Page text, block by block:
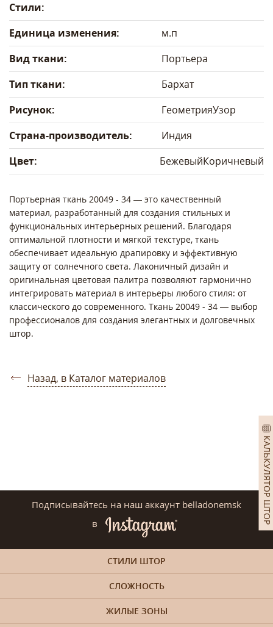
КАЛЬКУЛЯТОР ШТОР
Стили:
Единица изменения:
м.п
Вид ткани:
Портьера
Тип ткани:
Бархат
Рисунок:
ГеометрияУзор
Страна-производитель:
Индия
Цвет:
БежевыйКоричневый
Портьерная ткань 20049 - 34 — это качественный
материал, разработанный для создания стильных и
функциональных интерьерных решений. Благодаря
оптимальной плотности и мягкой текстуре, ткань
обеспечивает идеальную драпировку и эффективную
защиту от солнечного света. Лаконичный дизайн и
оригинальная цветовая палитра позволяют гармонично
интегрировать материал в интерьеры любого стиля: от
классического до современного. Ткань 20049 - 34 — выбор
профессионалов для создания элегантных и долговечных
штор.
Назад, в Каталог материалов
Подписывайтесь на наш аккаунт belladonemsk
в
СТИЛИ ШТОР
СЛОЖНОСТЬ
ЖИЛЫЕ ЗОНЫ